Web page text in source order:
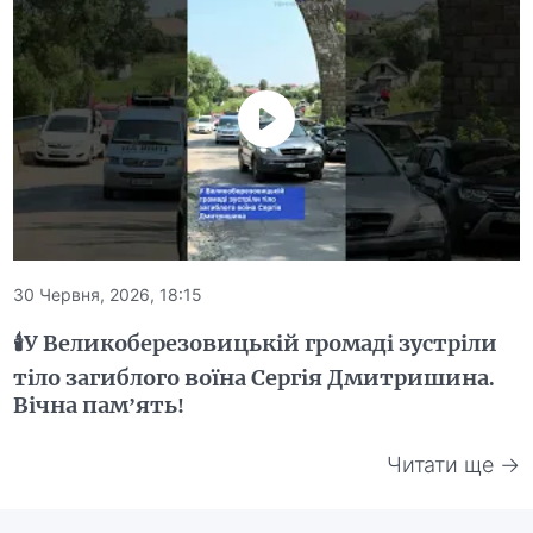
30 Червня, 2026, 18:15
🕯️У Великоберезовицькій громаді зустріли
тіло загиблого воїна Сергія Дмитришина.
Вічна пам’ять!
Читати ще →